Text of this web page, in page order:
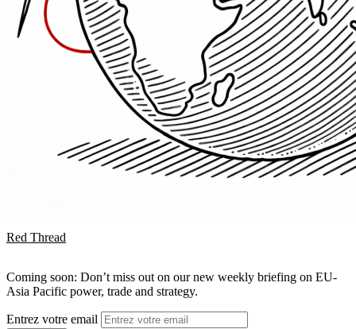
Red Thread
Coming soon: Don’t miss out on our new weekly briefing on EU-
Asia Pacific power, trade and strategy.
Entrez votre email